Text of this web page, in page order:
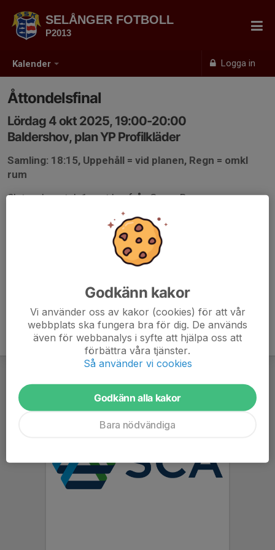
Kalender Logga in
SELÅNGER FOTBOLL
P2013
Åttondelsfinal
Lördag 4 okt 2025, 19:00-20:00
Baldershov, plan YP Profilkläder
Samling: 18:15, Uppehåll = vid planen, Regn = omkl
rum
Slutspelsmatch 1 mot lag från Grupp B
Troligtvis VIT tröja, men ta med bägge
Godkänn kakor
Vi använder oss av kakor (cookies) för att vår
webbplats ska fungera bra för dig. De används
även för webbanalys i syfte att hjälpa oss att
förbättra våra tjänster.
Så använder vi cookies
Godkänn alla kakor
Bara nödvändiga